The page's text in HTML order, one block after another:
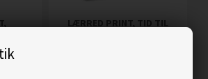
LÆRRED PRINT, TID TIL